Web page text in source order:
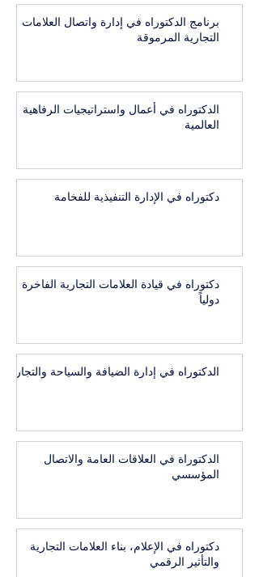
برنامج الدكتوراه في إدارة واتصال العلامات
التجارية المرموقة
الدكتوراه في أعمال واستراتيجيات الرفاهية
العالمية
دكتوراه في الإدارة التنفيذية للفخامة
دكتوراه في قيادة العلامات التجارية الفاخرة
دولياً
الدكتوراه في إدارة الضيافة والسياحة والتجارب
الدكتوراة في العلاقات العامة والاتصال
المؤسسي
دكتوراه في الإعلام، بناء العلامات التجارية
والتأثير الرقمي